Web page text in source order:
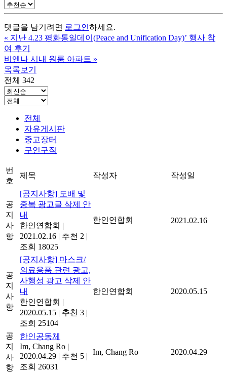
댓글을 남기려면 로그인하세요.
« 지난 4.23 평화통일데이(Peace and Unification Day)’ 행사 참
여 후기
비엔나 시내 원룸 아파트 »
목록보기
전체 342
전체
자유게시판
중고장터
구인구직
번
호
제목 작성자 작성일
공
지
사
항
[공지사항] 도배 및
중복 광고글 삭제 안
내
한인연합회 |
2021.02.16 | 추천 2 |
조회 18025
한인연합회 2021.02.16
공
지
사
항
[공지사항] 마스크/
의료용품 관련 광고,
사행성 광고 삭제 안
내
한인연합회 |
2020.05.15 | 추천 3 |
조회 25104
한인연합회 2020.05.15
공
지
사
항
한인공동체
Im, Chang Ro |
2020.04.29 | 추천 5 |
조회 26031
Im, Chang Ro 2020.04.29